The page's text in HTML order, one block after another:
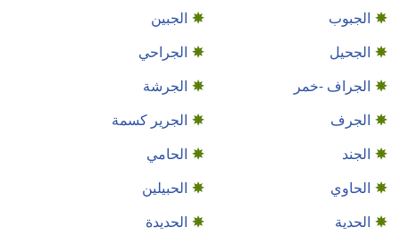
الجبوب
الجبين
الجحيل
الجراحي
الجراف -خمر
الجرشة
الجرف
الجرير كسمة
الجند
الحامي
الحاوي
الحبيلين
الحدية
الحديدة